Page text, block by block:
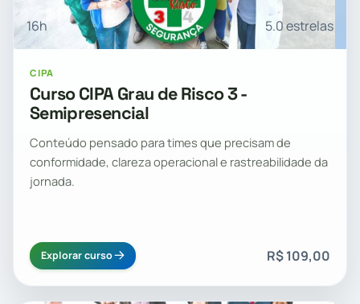
16h 5.0 estrelas
CIPA
Curso CIPA Grau de Risco 3 -
Semipresencial
Conteúdo pensado para times que precisam de
conformidade, clareza operacional e rastreabilidade da
jornada.
Explorar curso R$ 109,00